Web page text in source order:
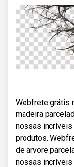
Webfrete grátis
madeira
nossas
produtos.
de arvore
nossas